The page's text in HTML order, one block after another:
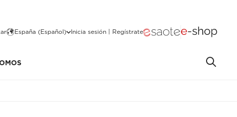
España (Español) Inicia sesión | Regístrate